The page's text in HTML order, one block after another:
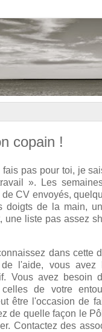
copain !
pas pour toi, je
». Les
CV envoyés,
doigts de la main,
une liste pas assez
dans cette
l'aide, vous avez
Vous avez besoin
celles de votre
être l'occasion de
de quelle façon le
Contactez des